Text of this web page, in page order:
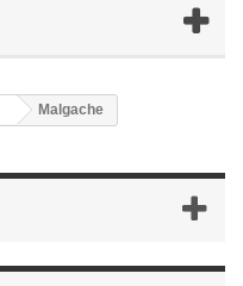
Malgache